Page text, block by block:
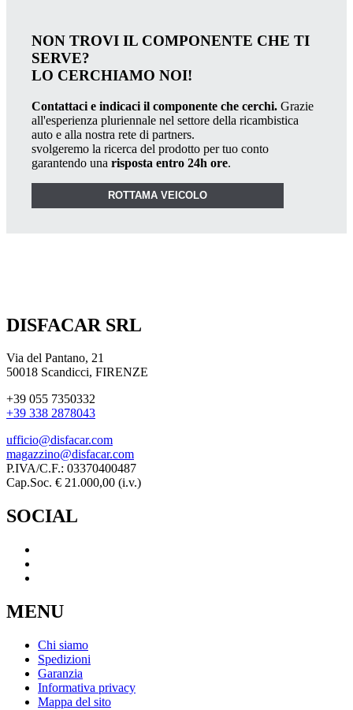
NON TROVI IL COMPONENTE CHE TI
SERVE?
LO CERCHIAMO NOI!
Contattaci e indicaci il componente che cerchi. Grazie
all'esperienza pluriennale nel settore della ricambistica
auto e alla nostra rete di partners.
svolgeremo la ricerca del prodotto per tuo conto
garantendo una risposta entro 24h ore.
ROTTAMA VEICOLO
DISFACAR SRL
Via del Pantano, 21
50018 Scandicci, FIRENZE
+39 055 7350332
+39 338 2878043
ufficio@disfacar.com
magazzino@disfacar.com
P.IVA/C.F.: 03370400487
Cap.Soc. € 21.000,00 (i.v.)
SOCIAL
MENU
Chi siamo
Spedizioni
Garanzia
Informativa privacy
Mappa del sito